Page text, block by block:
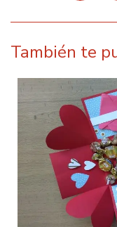
También te